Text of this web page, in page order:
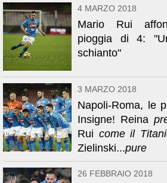
4 MARZO 2018
Mario Rui
pioggia di 4:
schianto"
3 MARZO 2018
Napoli-Roma, le
Insigne! Reina
Rui come il
Zielinski...pure
26 FEBBRAIO 2018